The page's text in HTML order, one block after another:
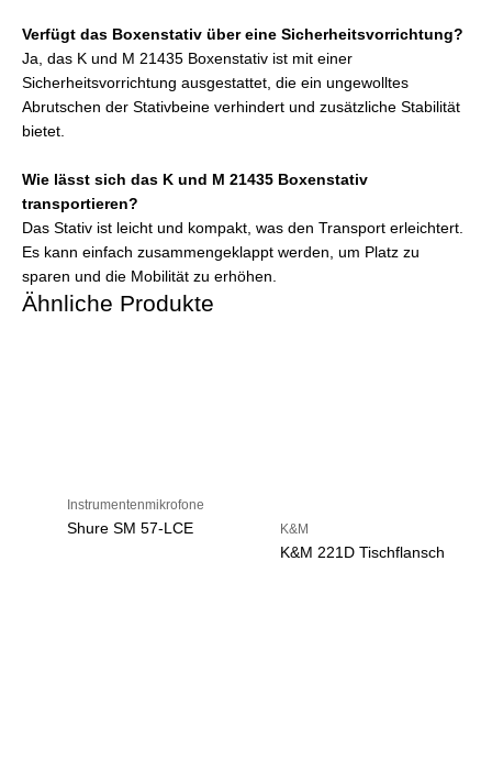
Verfügt das Boxenstativ über eine Sicherheitsvorrichtung?
Ja, das K und M 21435 Boxenstativ ist mit einer
Sicherheitsvorrichtung ausgestattet, die ein ungewolltes
Abrutschen der Stativbeine verhindert und zusätzliche Stabilität
bietet.
Wie lässt sich das K und M 21435 Boxenstativ
transportieren?
Das Stativ ist leicht und kompakt, was den Transport erleichtert.
Es kann einfach zusammengeklappt werden, um Platz zu
sparen und die Mobilität zu erhöhen.
Ähnliche Produkte
Instrumentenmikrofone
Shure SM 57-LCE K&M
K&M 221D Tischflansch